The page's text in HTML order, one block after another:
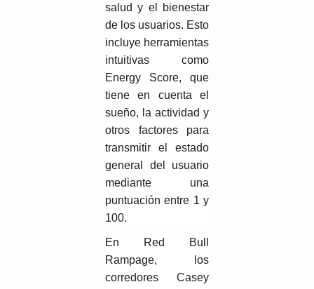
salud y el bienestar
de los usuarios. Esto
incluye herramientas
intuitivas como
Energy Score, que
tiene en cuenta el
sueño, la actividad y
otros factores para
transmitir el estado
general del usuario
mediante una
puntuación entre 1 y
100.
En Red Bull
Rampage, los
corredores Casey